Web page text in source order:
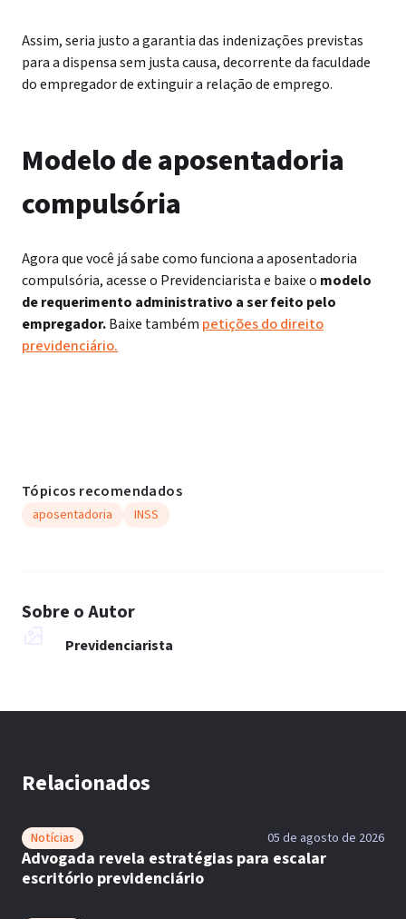
Assim, seria justo a garantia das indenizações previstas
para a dispensa sem justa causa, decorrente da faculdade
do empregador de extinguir a relação de emprego.
Modelo de aposentadoria
compulsória
Agora que você já sabe como funciona a aposentadoria
compulsória, acesse o Previdenciarista e baixe o modelo
de requerimento administrativo a ser feito pelo
empregador.Baixe também petições do direito
previdenciário.
Tópicos recomendados
aposentadoria INSS
Sobre o Autor
Previdenciarista
Relacionados
Notícias 05 de agosto de 2026
Advogada revela estratégias para escalar
escritório previdenciário